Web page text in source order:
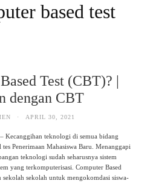
based test
Test (CBT)? |
dengan CBT
· APRIL 30, 2021
Kecanggihan teknologi di semua bidang
Penerimaan Mahasiswa Baru. Menanggapi
teknologi sudah seharusnya sistem
yang terkomputerisasi. Computer Based
sekolah untuk mengokomdasi siswa-